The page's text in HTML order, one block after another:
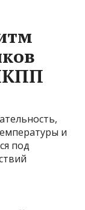
и
под